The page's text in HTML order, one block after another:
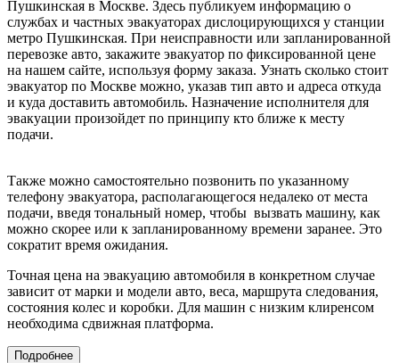
Пушкинская в Москве. Здесь публикуем информацию о
службах и частных эвакуаторах дислоцирующихся у станции
метро Пушкинская. При неисправности или запланированной
перевозке авто, закажите эвакуатор по фиксированной цене
на нашем сайте, используя форму заказа. Узнать сколько стоит
эвакуатор по Москве можно, указав тип авто и адреса откуда
и куда доставить автомобиль. Назначение исполнителя для
эвакуации произойдет по принципу кто ближе к месту
подачи.
Также можно самостоятельно позвонить по указанному
телефону эвакуатора, располагающегося недалеко от места
подачи, введя тональный номер, чтобы вызвать машину, как
можно скорее или к запланированному времени заранее. Это
сократит время ожидания.
Точная цена на эвакуацию автомобиля в конкретном случае
зависит от марки и модели авто, веса, маршрута следования,
состояния колес и коробки. Для машин с низким клиренсом
необходима сдвижная платформа.
Подробнее